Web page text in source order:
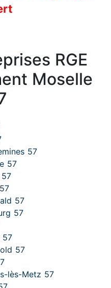
RGE
Moselle
57
57
57
57
57
57
lès-Metz 57